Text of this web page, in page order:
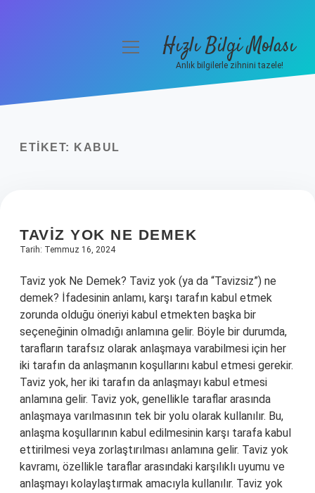
Yasal Uyarı
menüyüHızlı Bilgi Molası
Anlık bilgilerle zihnini tazele!
ETIKET: KABUL
TAVIZ YOK NE DEMEK
Tarih: Temmuz 16, 2024
Taviz yok Ne Demek? Taviz yok (ya da “Tavizsiz”) ne
demek? İfadesinin anlamı, karşı tarafın kabul etmek
zorunda olduğu öneriyi kabul etmekten başka bir
seçeneğinin olmadığı anlamına gelir. Böyle bir durumda,
tarafların tarafsız olarak anlaşmaya varabilmesi için her
iki tarafın da anlaşmanın koşullarını kabul etmesi gerekir.
Taviz yok, her iki tarafın da anlaşmayı kabul etmesi
anlamına gelir. Taviz yok, genellikle taraflar arasında
anlaşmaya varılmasının tek bir yolu olarak kullanılır. Bu,
anlaşma koşullarının kabul edilmesinin karşı tarafa kabul
ettirilmesi veya zorlaştırılması anlamına gelir. Taviz yok
kavramı, özellikle taraflar arasındaki karşılıklı uyumu ve
anlaşmayı kolaylaştırmak amacıyla kullanılır. Taviz yok